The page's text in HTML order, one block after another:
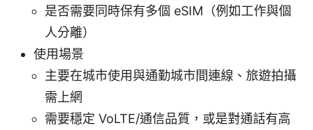
是否需要同時保有多個 eSIM（例如工作與個
人分離）
使用場景
主要在城市使用與通勤城市間連線、旅遊拍攝
需上網
需要穩定 VoLTE/通信品質，或是對通話有高